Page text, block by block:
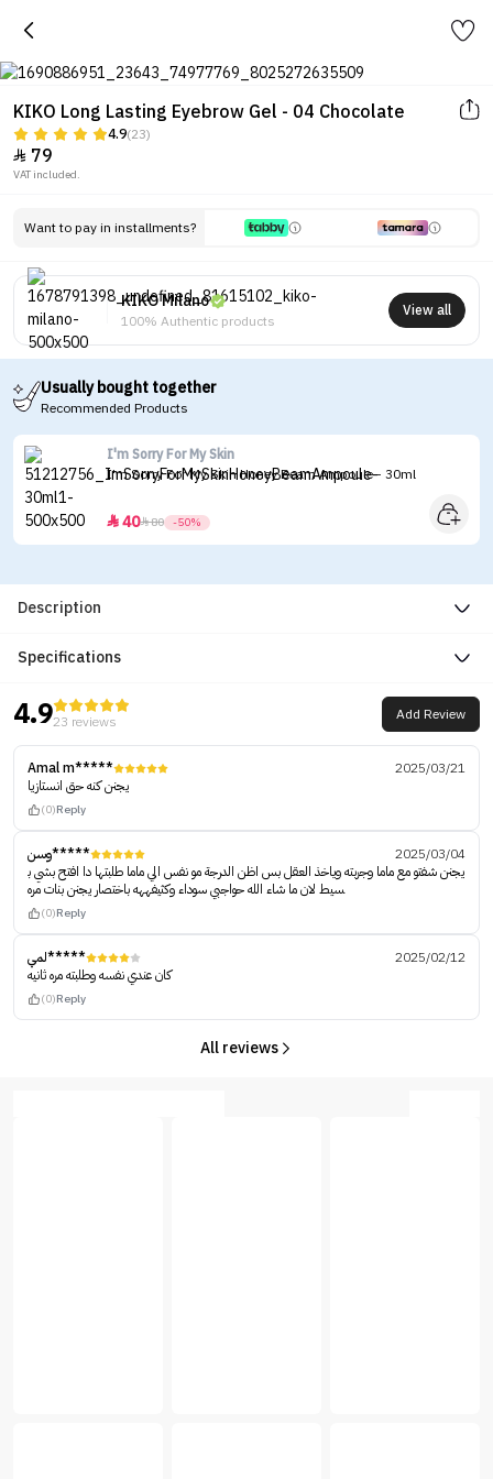
KIKO Long Lasting Eyebrow Gel - 04 Chocolate
4.9(23)
 79
VAT included.
Want to pay in installments?
KIKO Milano
100% Authentic products
View all
Usually bought together
Recommended Products
I'm Sorry For My Skin
I'm Sorry For My Skin Honey Beam Ampoule - 30ml
4080 -50%
Description
Specifications
4.923 reviews Add Review
Amal m*****
2025/03/21
يجنن كنه حق انستازيا
(0)Reply
وسن*****
2025/03/04
يجنن شفتو مع ماما وجربته وياخذ العقل بس اظن الدرجة مو نفس الي ماما طلبتها دا افتح بشي ب
سيط لان ما شاء الله حواجبي سوداء وكثيفههه باختصار يجنن بنات مره
(0)Reply
لمي*****
2025/02/12
كان عندي نفسه وطلبته مره ثانيه
(0)Reply
All reviews